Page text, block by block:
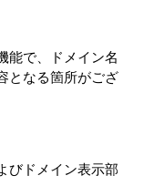
能で、ドメイン名
となる箇所がござ
びドメイン表示部